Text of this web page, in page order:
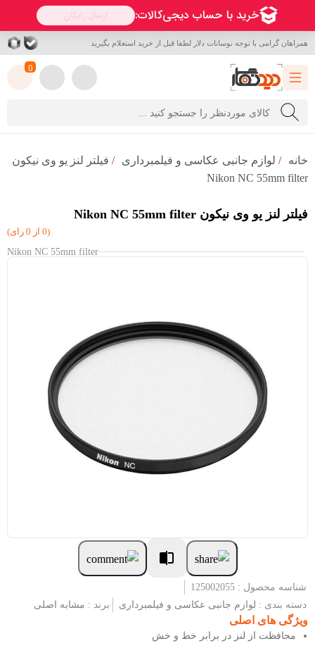
همراهان گرامی با توجه نوسانات دلار لطفا قبل از خرید استعلام بگیرید
0
خانه / لوازم جانبی عکاسی و فیلمبرداری / فیلتر لنز یو وی نیکون
Nikon NC 55mm filter
فیلتر لنز یو وی نیکون Nikon NC 55mm filter
(0 از 0 رای)
Nikon NC 55mm filter
شناسه محصول : 125002055
دسته بندی : لوازم جانبی عکاسی و فیلمبرداری برند : مشابه اصلی
ویژگی های اصلی
محافظت از لنز در برابر خط و خش